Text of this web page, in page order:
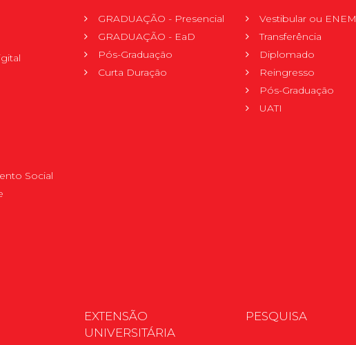
Social
GRADUAÇÃO - Presencial
GRADUAÇÃO - EaD
Pós-Graduação
Curta Duração
Vestibular ou ENEM
Transferência
Diplomado
Reingresso
Pós-Graduação
UATI
EXTENSÃO
UNIVERSITÁRIA
PESQUISA